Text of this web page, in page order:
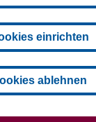
einrichten
ablehnen
Sie unsere